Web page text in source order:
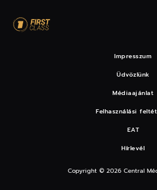
Impresszum
Üdvözlünk
Médiaajánlat
Felhasználási
EAT
Hírlevél
Copyright © 2026 Central